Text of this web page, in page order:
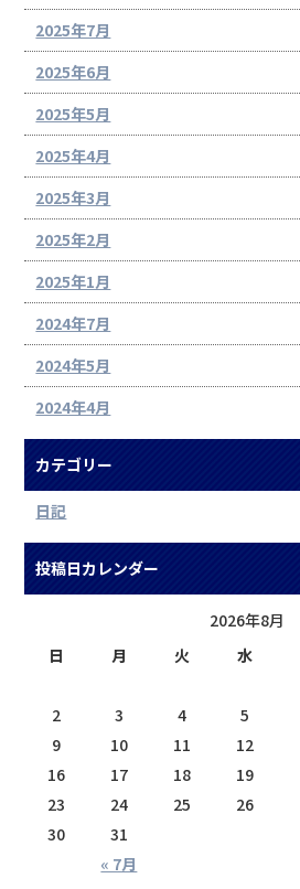
2025年7月
2025年6月
2025年5月
2025年4月
2025年3月
2025年2月
2025年1月
2024年7月
2024年5月
2024年4月
カテゴリー
日記
投稿日カレンダー
2026年8月
日
月 火 水
« 7月
2
3 4 5
9
10 11 12
16
17 18 19
23
24 25 26
30
31